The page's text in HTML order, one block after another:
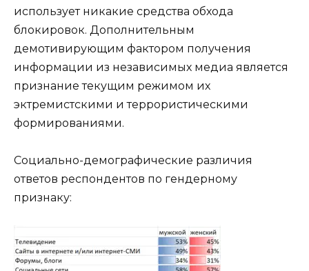
использует никакие средства обхода
блокировок. Дополнительным
демотивирующим фактором получения
информации из независимых медиа является
признание текущим режимом их
эктремистскими и террористическими
формированиями.
Социально-демографические различия
ответов респондентов по гендерному
признаку: